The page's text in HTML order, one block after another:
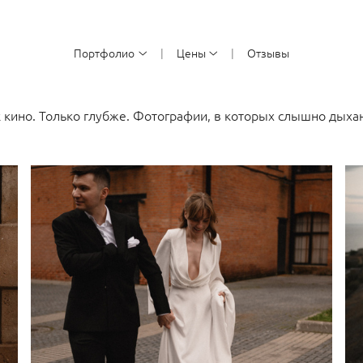
Портфолио Цены Отзывы
кино. Только глубже. Фотографии, в которых слышно